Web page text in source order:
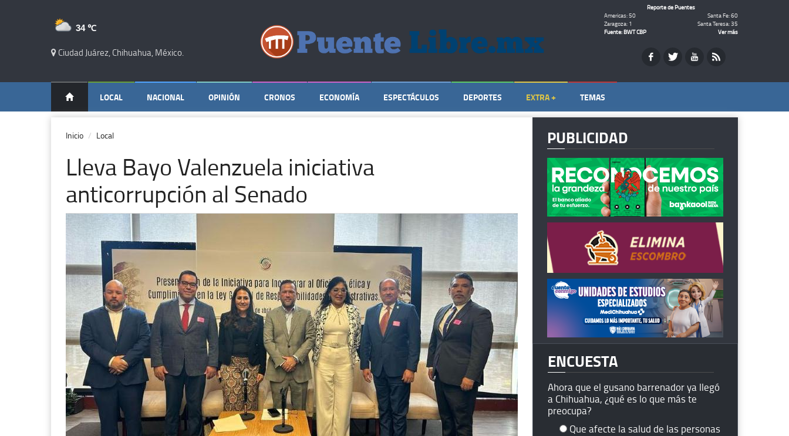
34 ℃
Ciudad Juárez, Chihuahua, México.
Reporte de Puentes
Americas: 50
Santa Fe: 60
Zaragoza: 1
Santa Teresa: 35
Fuente: BWT CBP
Ver más
LOCAL NACIONAL OPINIÓN CRONOS ECONOMÍA ESPECTÁCULOS DEPORTES EXTRA + TEMAS
Inicio Local
Lleva Bayo Valenzuela iniciativa
anticorrupción al Senado
PUBLICIDAD
ENCUESTA
Ahora que el gusano barrenador ya llegó
a Chihuahua, ¿qué es lo que más te
preocupa?
Que afecte la salud de las personas